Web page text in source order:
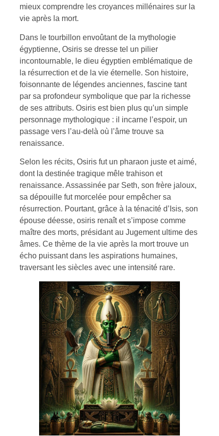
mieux comprendre les croyances millénaires sur la
vie après la mort.
Dans le tourbillon envoûtant de la mythologie
égyptienne, Osiris se dresse tel un pilier
incontournable, le dieu égyptien emblématique de
la résurrection et de la vie éternelle. Son histoire,
foisonnante de légendes anciennes, fascine tant
par sa profondeur symbolique que par la richesse
de ses attributs. Osiris est bien plus qu’un simple
personnage mythologique : il incarne l’espoir, un
passage vers l’au-delà où l’âme trouve sa
renaissance.
Selon les récits, Osiris fut un pharaon juste et aimé,
dont la destinée tragique mêle trahison et
renaissance. Assassinée par Seth, son frère jaloux,
sa dépouille fut morcelée pour empêcher sa
résurrection. Pourtant, grâce à la ténacité d’Isis, son
épouse déesse, osiris renaît et s’impose comme
maître des morts, présidant au Jugement ultime des
âmes. Ce thème de la vie après la mort trouve un
écho puissant dans les aspirations humaines,
traversant les siècles avec une intensité rare.